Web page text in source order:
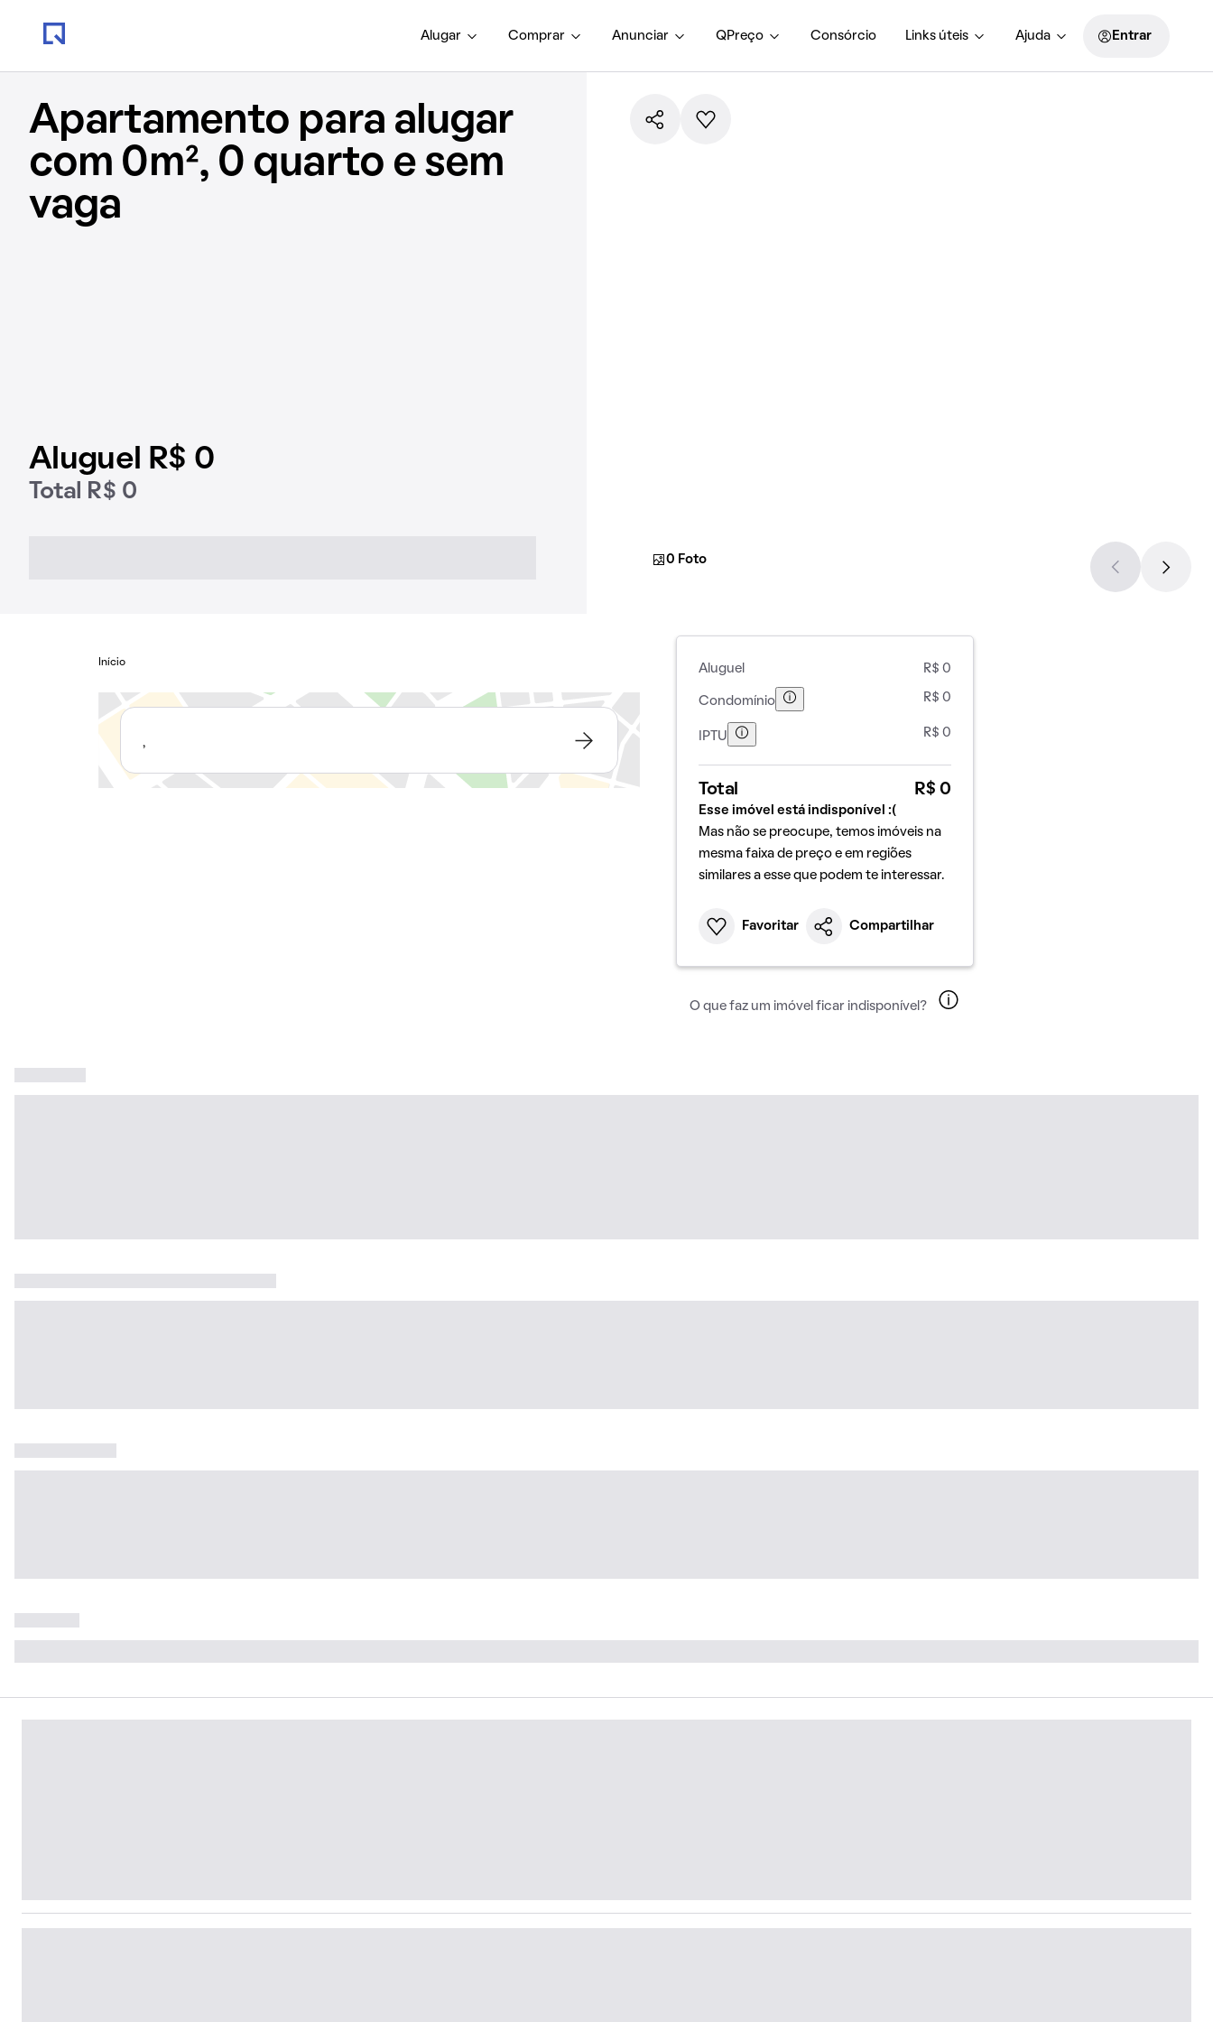
Alugar Comprar Anunciar QPreço Consórcio Links úteis Ajuda Entrar
Apartamento para alugar
com 0m², 0 quarto e sem
vaga
Aluguel R$ 0
Total R$ 0
0 Foto
Início
,
Aluguel R$ 0
Condomínio R$ 0
IPTU R$ 0
Total R$ 0
Esse imóvel está indisponível :(
Mas não se preocupe, temos imóveis na
mesma faixa de preço e em regiões
similares a esse que podem te interessar.
Favoritar Compartilhar
O que faz um imóvel ficar indisponível?